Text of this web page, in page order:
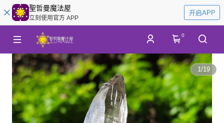
聖哲曼魔法屋
立刻使用官方 APP
开启APP
0
1/19